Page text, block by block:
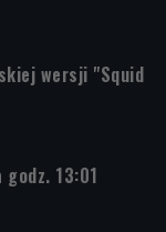
wersji "Squid
13:01